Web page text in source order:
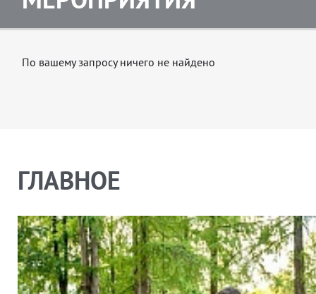
По вашему запросу ничего не найдено
ГЛАВНОЕ